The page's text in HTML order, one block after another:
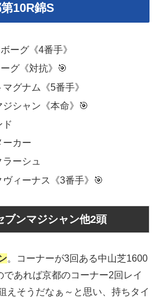
10R錦S
ーグ《4番手》
グ《対抗》🎯
グナム《5番手》
ジシャン《本命》🎯
ド
ーカー
ラーシュ
ヴィーナス《3番手》🎯
ンマジシャン他2頭
。コーナーが3回ある中山芝1600
であれば京都のコーナー2回レイ
えそうだなぁ～と思い、持ちタイ